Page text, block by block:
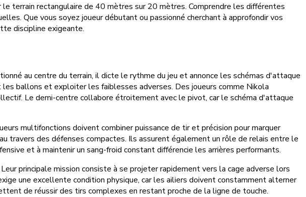
le terrain rectangulaire de 40 mètres sur 20 mètres. Comprendre les différentes
Que vous soyez joueur débutant ou passionné cherchant à approfondir vos
discipline exigeante.
au centre du terrain, il dicte le rythme du jeu et annonce les schémas d'attaque
ballons et exploiter les faiblesses adverses. Des joueurs comme Nikola
Le demi-centre collabore étroitement avec le pivot, car le schéma d'attaque
multifonctions doivent combiner puissance de tir et précision pour marquer
travers des défenses compactes. Ils assurent également un rôle de relais entre le
et à maintenir un sang-froid constant différencie les arrières performants.
principale mission consiste à se projeter rapidement vers la cage adverse lors
une excellente condition physique, car les ailiers doivent constamment alterner
de réussir des tirs complexes en restant proche de la ligne de touche.